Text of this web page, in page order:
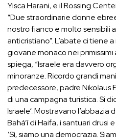
Yisca Harani, e il Rossing
“Due straordinarie donne
nostro fianco e molto sensibili
anticristiano”. L’abate ci tiene
giovane monaco nei
spiega, “Israele era davvero
minoranze. Ricordo grandi
predecessore, padre Nikolaus
di una campagna turistica. Si
Israele’. Mostravano l’abbazia
Bahá’í di Haifa, i santuari drusi
‘Sì, siamo una democrazia.